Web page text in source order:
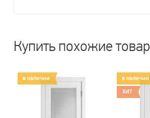
Купить похожие
в наличии в наличии
ХИТ